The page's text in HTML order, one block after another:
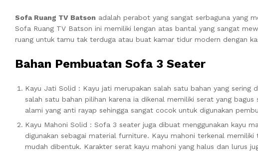
Sofa Ruang TV Batson adalah perabot yang sangat serbaguna yang
Sofa Ruang TV Batson ini memiliki lengan atas bantal yang sangat
ruang untuk tamu tak terduga atau buat kamar tidur modern dengan
Bahan Pembuatan Sofa 3 Seater
Kayu Jati Solid : Kayu jati merupakan salah satu bahan yang
salah satu bahan pilihan karena ia dikenal memiliki serat yang
alami yang anti rayap sehingga sangat cocok untuk digunakan
Kayu Mahoni Solid : Sofa 3 seater juga dibuat menggunakan kayu
digunakan sebagai material furniture. Kayu mahoni terkenal
mudah dibentuk. Karakter serat kayu mahoni yang halus dan lurus